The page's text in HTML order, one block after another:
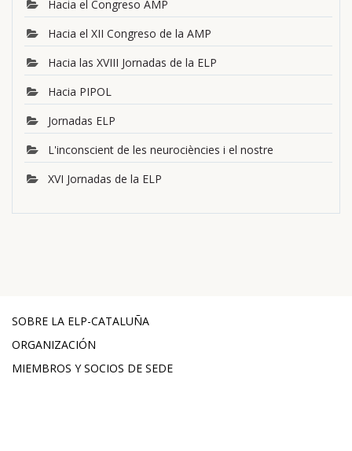
Hacia el Congreso AMP
Hacia el XII Congreso de la AMP
Hacia las XVIII Jornadas de la ELP
Hacia PIPOL
Jornadas ELP
L'inconscient de les neurociències i el nostre
XVI Jornadas de la ELP
SOBRE LA ELP-CATALUÑA
ORGANIZACIÓN
MIEMBROS Y SOCIOS DE SEDE